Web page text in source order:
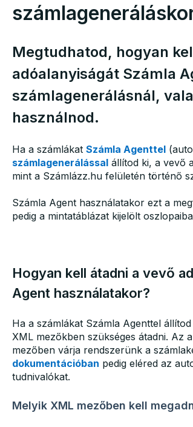
Megtudhatod, hogyan
adóalanyiságát Számla
számlagenerálásnál,
használnod.
Ha a számlákat Számla Agenttel
számlagenerálássalállítod ki, a vevő
mint a Számlázz.hu felületén történő
Számla Agent használatakor ezt a
pedig a mintatáblázat kijelölt
Hogyan kell átadni a vevő
Agent használatakor?
Ha a számlákat Számla Agenttel
XML mezőkben szükséges átadni. Az
mezőben várja rendszerünk a
dokumentációban pedig eléred az
tudnivalókat.
Melyik XML mezőben kell